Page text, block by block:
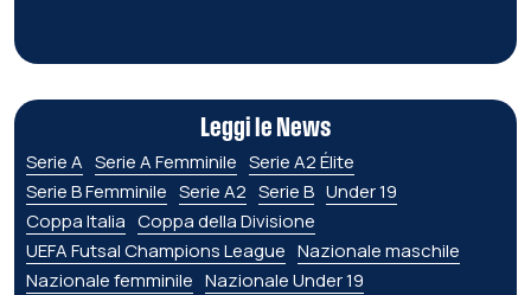
Leggi le News
Serie A Serie A Femminile Serie A2 Élite
Serie B Femminile Serie A2 Serie B Under 19
Coppa Italia Coppa della Divisione
UEFA Futsal Champions League Nazionale maschile
Nazionale femminile Nazionale Under 19